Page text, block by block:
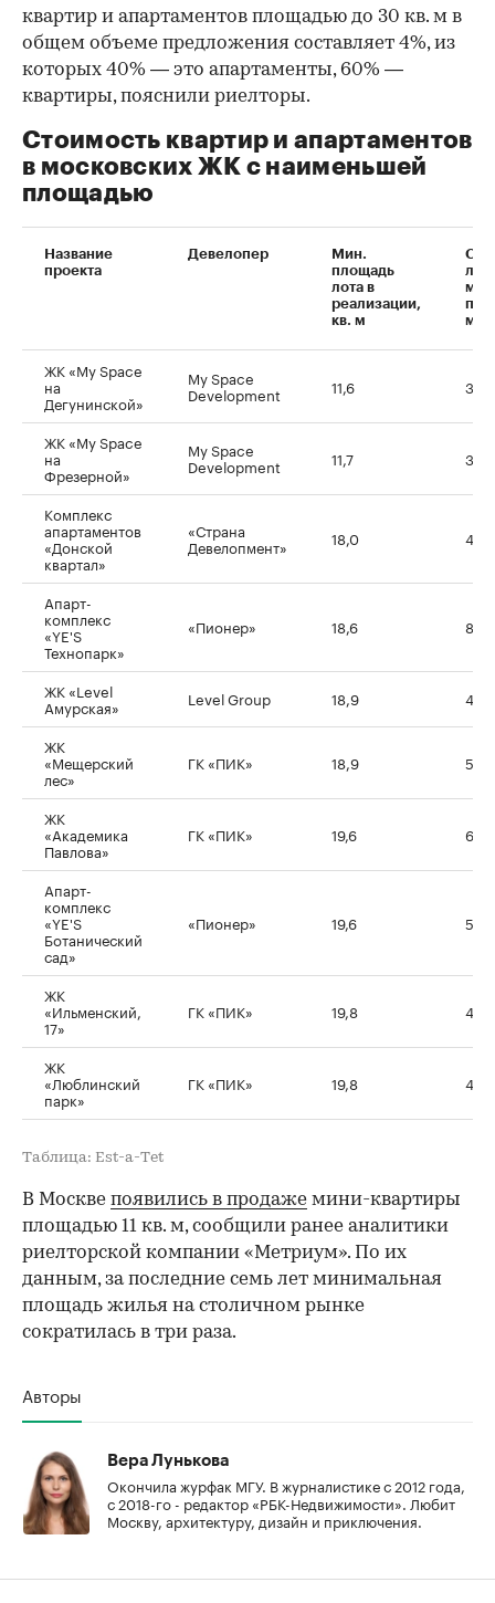
квартир и апартаментов площадью до 30 кв. м в
общем объеме предложения составляет 4%, из
которых 40% — это апартаменты, 60% —
квартиры, пояснили риелторы.
Стоимость квартир и апартаментов
в московских ЖК с наименьшей
площадью
Название
проекта
Девелопер
Мин.
площадь
лота в
реализации,
кв. м
млн
ЖК «My Space
на
Дегунинской»
My Space
Development 11,6 3,1
ЖК «My Space
на
Фрезерной»
My Space
Development 11,7 3,2
Комплекс
апартаментов
«Донской
квартал»
«Страна
Девелопмент» 18,0 4,6
Апарт-
комплекс
«YE'S
Технопарк»
«Пионер» 18,6 8,0
ЖК «Level
Амурская» Level Group 18,9 4,3
ЖК
«Мещерский
лес»
ГК «ПИК» 18,9 5,1
ЖК
«Академика
Павлова»
ГК «ПИК» 19,6 6,7
Апарт-
комплекс
«YE'S
Ботанический
сад»
«Пионер» 19,6 5,8
ЖК
«Ильменский,
17»
ГК «ПИК» 19,8 4,4
ЖК
«Люблинский
парк»
ГК «ПИК» 19,8 4,0
Таблица: Est-a-Тet
В Москве появились в продаже мини-квартиры
площадью 11 кв. м, сообщили ранее аналитики
риелторской компании «Метриум». По их
данным, за последние семь лет минимальная
площадь жилья на столичном рынке
сократилась в три раза.
Авторы
Вера Лунькова
Окончила журфак МГУ. В журналистике с 2012 года,
с 2018-го - редактор «РБК-Недвижимости». Любит
Москву, архитектуру, дизайн и приключения.